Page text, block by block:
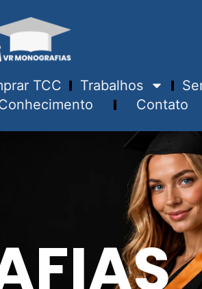
TCC Trabalhos
Contato